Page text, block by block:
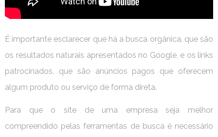
É importante esclarecer que há a busca orgânica, que são
os resultados naturais apresentados no Google, e os links
patrocinados, que são anúncios pagos que oferecem
algum produto ou serviço de forma direta.
Para que o site de uma empresa seja melhor
compreendido pelas ferramentas de busca é necessário